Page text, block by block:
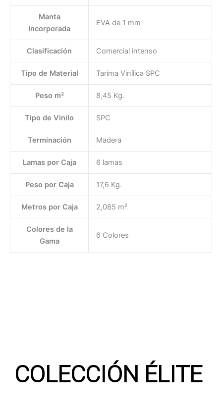
Manta
Incorporada
EVA de 1 mm
Clasificación Comercial intenso
Tipo de Material Tarima Vinílica SPC
Peso m² 8,45 Kg.
Tipo de Vinilo SPC
Terminación Madera
Lamas por Caja 6 lamas
Peso por Caja 17,6 Kg.
Metros por Caja 2,085 m²
Colores de la
Gama
6 Colores
COLECCIÓN ÉLITE